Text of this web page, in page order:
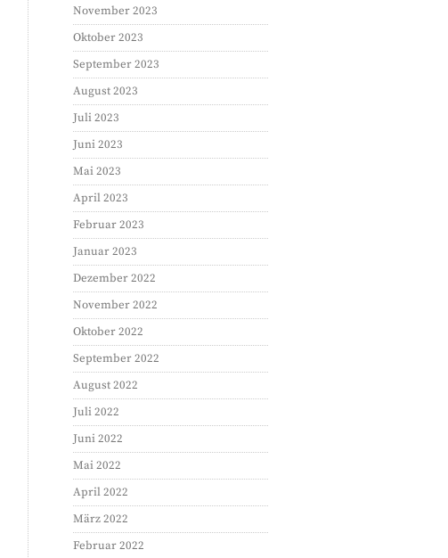
November 2023
Oktober 2023
September 2023
August 2023
Juli 2023
Juni 2023
Mai 2023
April 2023
Februar 2023
Januar 2023
Dezember 2022
November 2022
Oktober 2022
September 2022
August 2022
Juli 2022
Juni 2022
Mai 2022
April 2022
März 2022
Februar 2022